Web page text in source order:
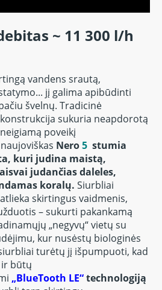
~ 11 300 l/h
vandens srautą,
jį galima apibūdinti
švelnų. Tradicinė
sukuria neapdorotą
poveikį
Nero5 stumia
kuri judina maistą,
judančias daleles,
koralų. Siurbliai
skirtingus vaidmenis,
– sukurti pakankamą
„negyvų“ vietų su
kur nusėstų biologinės
turėtų jį išpumpuoti, kad
būtų
„BlueTooth LE“technologiją